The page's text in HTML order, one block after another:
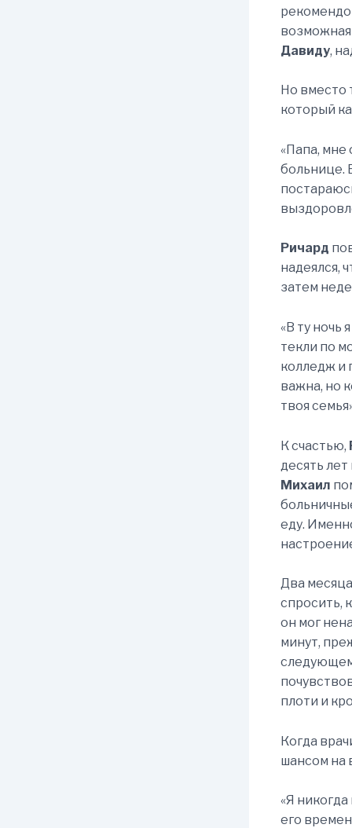
Давиду,
Но вместо
который
«Папа, мне
больнице.
Ричард
надеялся,
затем
«В ту ночь
текли по
колледж и
важна, но
твоя
К счастью,
десять
Михаил
еду.
Два
спросить,
он мог
минут,
следующем
плоти и
Когда
шансом на
«Я
его